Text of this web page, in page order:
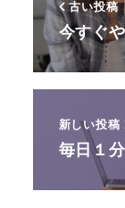
古い投稿
今すぐ
新しい投稿
毎日１